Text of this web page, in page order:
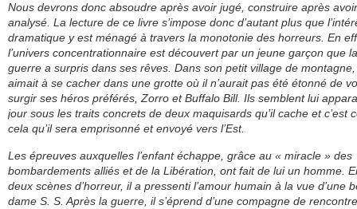
Nous devrons donc absoudre après avoir jugé, construire après avoir
analysé. La lecture de ce livre s’impose donc d’autant plus que
dramatique y est ménagé à travers la monotonie des horreurs. En
l’univers concentrationnaire est découvert par un jeune garçon que la
guerre a surpris dans ses rêves. Dans son petit village de
aimait à se cacher dans une grotte où il n’aurait pas été étonné de
surgir ses héros préférés, Zorro et Buffalo Bill. Ils semblent lui
jour sous les traits concrets de deux maquisards qu’il cache et c’est
cela qu’il sera emprisonné et envoyé vers l’Est.
Les épreuves auxquelles l’enfant échappe, grâce au « miracle » des
bombardements alliés et de la Libération, ont fait de lui un homme.
deux scènes d’horreur, il a pressenti l’amour humain à la vue d’une
dame S. S. Après la guerre, il s’éprend d’une compagne de